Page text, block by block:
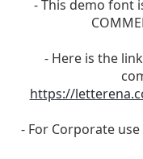
- This demo font
- Here is the
https://
- For Corporate